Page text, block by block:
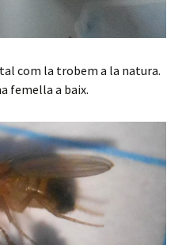
com la trobem a la natura.
femella a baix.